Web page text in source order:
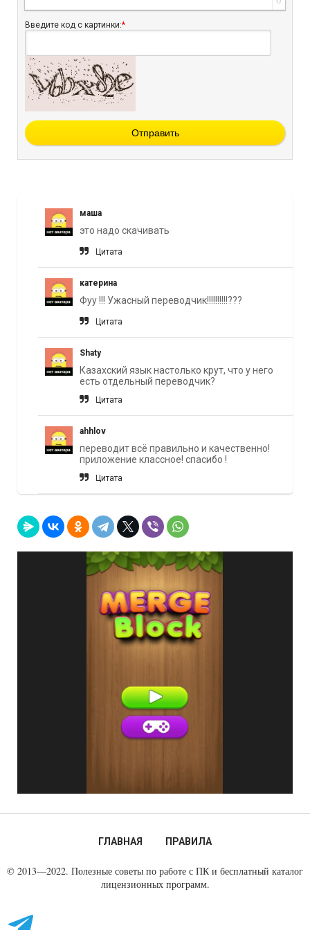
Введите код с картинки:*
Отправить
маша
это надо скачивать
Цитата
катерина
Фуу !!! Ужасный переводчик!!!!!!!!!!???
Цитата
Shaty
Казахский язык настолько крут, что у него
есть отдельный переводчик?
Цитата
ahhlov
переводит всё правильно и качественно!
приложение классное! спасибо !
Цитата
ГЛАВНАЯ ПРАВИЛА
© 2013—2022. Полезные советы по работе с ПК и бесплатный каталог
лицензионных программ.